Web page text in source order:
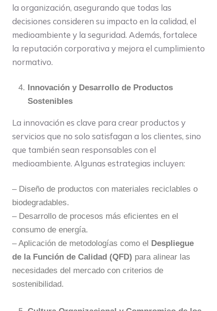
la organización, asegurando que todas las
decisiones consideren su impacto en la calidad, el
medioambiente y la seguridad. Además, fortalece
la reputación corporativa y mejora el cumplimiento
normativo.
Innovación y Desarrollo de Productos
Sostenibles
La innovación es clave para crear productos y
servicios que no solo satisfagan a los clientes, sino
que también sean responsables con el
medioambiente. Algunas estrategias incluyen:
– Diseño de productos con materiales reciclables o
biodegradables.
– Desarrollo de procesos más eficientes en el
consumo de energía.
– Aplicación de metodologías como el Despliegue
de la Función de Calidad (QFD) para alinear las
necesidades del mercado con criterios de
sostenibilidad.